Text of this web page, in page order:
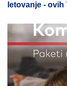
letovanje -